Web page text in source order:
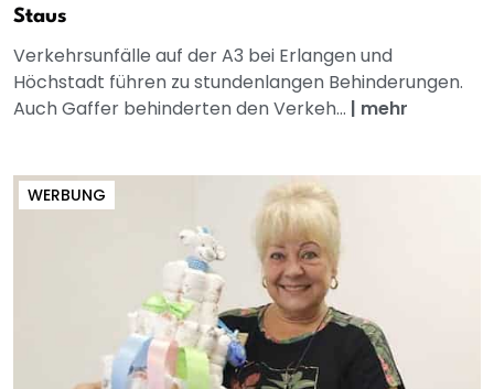
Staus
Verkehrsunfälle auf der A3 bei Erlangen und
Höchstadt führen zu stundenlangen Behinderungen.
Auch Gaffer behinderten den Verkeh... | mehr
WERBUNG